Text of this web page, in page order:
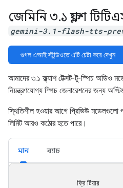
জেমিনি ৩.১ ফ্ল্যাশ
gemini-3.1-flash-tts-
গুগল এআই স্টুডিওতে এটি চেষ্টা করে দেখুন
আমাদের ৩.১ ফ্ল্যাশ টেক্সট-টু-স্পিচ অডিও
নিয়ন্ত্রণযোগ্য স্পিচ জেনারেশনের জন্য
স্থিতিশীল হওয়ার আগে প্রিভিউ মডেলগুলো
লিমিট আরও কঠোর হতে পারে।
মান ব্যাচ
ফ্রি টিয়ার